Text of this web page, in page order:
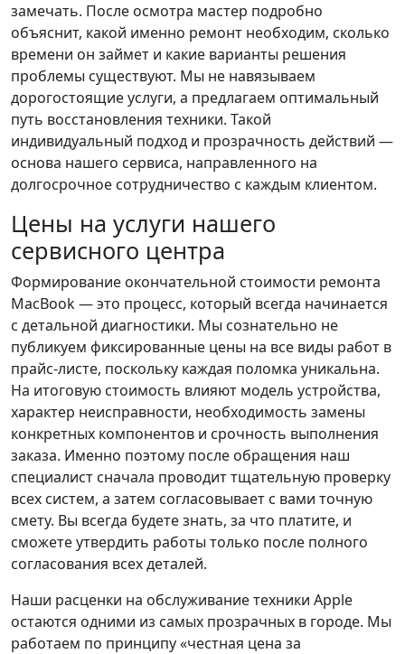
замечать. После осмотра мастер подробно
объяснит, какой именно ремонт необходим, сколько
времени он займет и какие варианты решения
проблемы существуют. Мы не навязываем
дорогостоящие услуги, а предлагаем оптимальный
путь восстановления техники. Такой
индивидуальный подход и прозрачность действий —
основа нашего сервиса, направленного на
долгосрочное сотрудничество с каждым клиентом.
Цены на услуги нашего
сервисного центра
Формирование окончательной стоимости ремонта
MacBook — это процесс, который всегда начинается
с детальной диагностики. Мы сознательно не
публикуем фиксированные цены на все виды работ в
прайс-листе, поскольку каждая поломка уникальна.
На итоговую стоимость влияют модель устройства,
характер неисправности, необходимость замены
конкретных компонентов и срочность выполнения
заказа. Именно поэтому после обращения наш
специалист сначала проводит тщательную проверку
всех систем, а затем согласовывает с вами точную
смету. Вы всегда будете знать, за что платите, и
сможете утвердить работы только после полного
согласования всех деталей.
Наши расценки на обслуживание техники Apple
остаются одними из самых прозрачных в городе. Мы
работаем по принципу «честная цена за